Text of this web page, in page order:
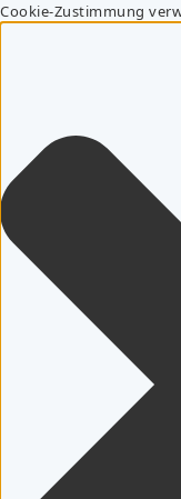
Cookie-Zustimmung